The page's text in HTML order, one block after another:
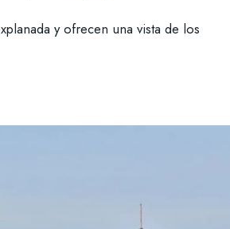
y ofrecen una vista de los